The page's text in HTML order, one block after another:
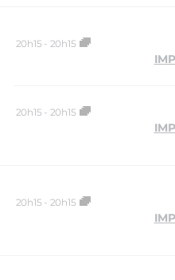
20h15 - 20h15
20h15 - 20h15
20h15 - 20h15